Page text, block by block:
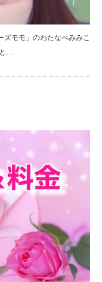
モモ」のわたなべみみこ
…